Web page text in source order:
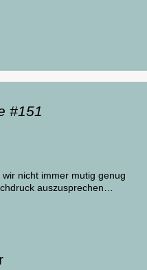
#151
nicht immer mutig genug
auszusprechen…